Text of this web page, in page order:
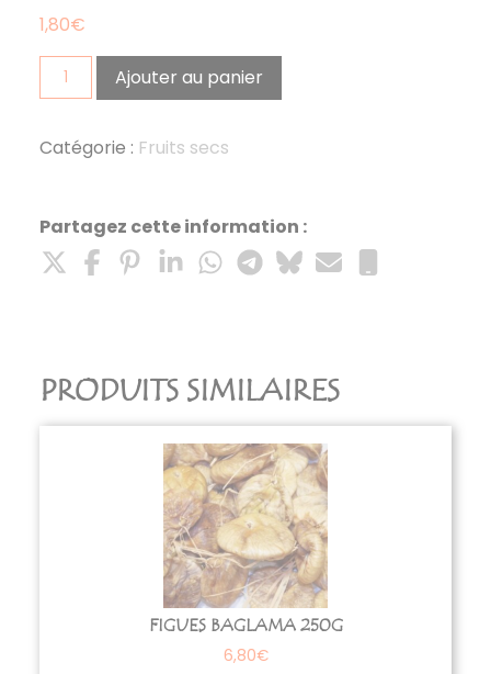
1,80€
quantité
de
décortiqué
Ajouter au panier
Catégorie : Fruits secs
Partagez cette information :
PRODUITS SIMILAIRES
FIGUES BAGLAMA 250G
6,80€